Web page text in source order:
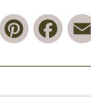
Pinterest